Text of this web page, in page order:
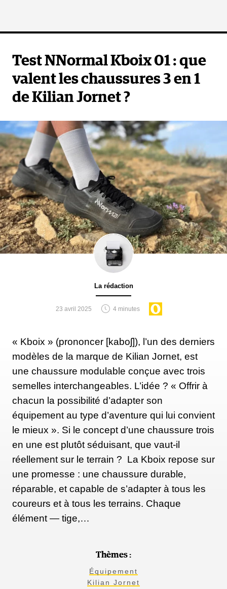
Test NNormal Kboix 01 : que
valent les chaussures 3 en 1
de Kilian Jornet ?
La rédaction
23 avril 2025 4 minutes
« Kboix » (prononcer [kaboʃ]), l’un des derniers
modèles de la marque de Kilian Jornet, est
une chaussure modulable conçue avec trois
semelles interchangeables. L’idée ? « Offrir à
chacun la possibilité d’adapter son
équipement au type d’aventure qui lui convient
le mieux ». Si le concept d’une chaussure trois
en une est plutôt séduisant, que vaut-il
réellement sur le terrain ? La Kboix repose sur
une promesse : une chaussure durable,
réparable, et capable de s’adapter à tous les
coureurs et à tous les terrains. Chaque
élément — tige,…
Thèmes :
Équipement
Kilian Jornet